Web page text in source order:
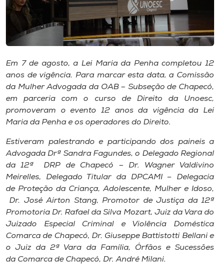
Editora
Rádio
Museu
Unoesc
Store
Selecione
o idioma
A+
A-
Em 7 de agosto, a Lei Maria da Penha completou 12
anos de vigência. Para marcar esta data, a Comissão
da Mulher Advogada da OAB – Subseção de Chapecó,
em parceria com o curso de Direito da Unoesc,
promoveram o evento 12 anos da vigência da Lei
Maria da Penha e os operadores do Direito.
Estiveram palestrando e participando dos paineis a
Advogada Drª Sandra Fagundes, o Delegado Regional
da 12ª DRP de Chapecó – Dr. Wagner Valdivino
Meirelles, Delegado Titular da DPCAMI – Delegacia
de Proteção da Criança, Adolescente, Mulher e Idoso,
Dr. José Airton Stang, Promotor de Justiça da 12ª
Promotoria Dr. Rafael da Silva Mozart, Juiz da Vara do
Juizado Especial Criminal e Violência Doméstica
Comarca de Chapecó, Dr. Giuseppe Battistotti Bellani e
o Juiz da 2ª Vara da Família, Órfãos e Sucessões
da Comarca de Chapecó, Dr. André Milani.